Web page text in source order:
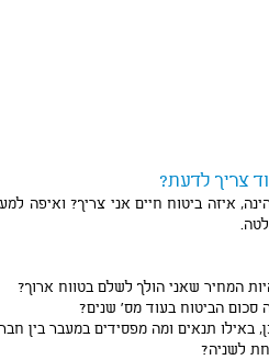
צריך לדעת?
איזה ביטוח חיים אני צריך? ואיפה
המחיר שאני הולך לשלם בטווח ארוך?
סכום הביטוח בעוד מס' שנים?
תנאים ומה מפסידים במעבר בין
לשניה?